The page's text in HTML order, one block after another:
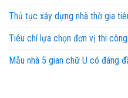
Thủ tục xây dựng nhà thờ gia
Tiêu chí lựa chọn đơn vị thi
Mẫu nhà 5 gian chữ U có đáng